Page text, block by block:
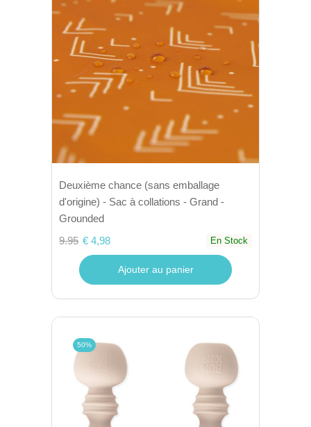
Deuxième chance (sans emballage
d'origine) - Sac à collations - Grand -
Grounded
9.95 € 4,98 En Stock
Ajouter au panier
50%